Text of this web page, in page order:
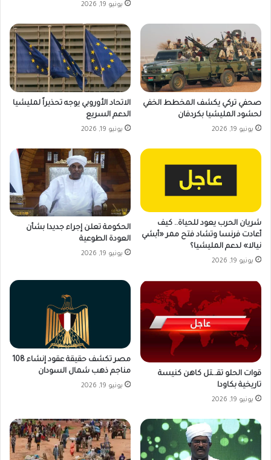
يونيو 19, 2026
صحفي تركي يكشف المخطط الخفي
لحشود المليشيا بكردفان
يونيو 19, 2026
الاتحاد الأوروبي يوجه تحذيراً لمليشيا
الدعم السريع
يونيو 19, 2026
شريان الحرب يعود للحياة.. كيف
أعادت فرنسا وتشاد فتح ممر «أبشي
نيالا» لدعم المليشيا؟
يونيو 19, 2026
الحكومة تعلن إجراء جديدا بشأن
العودة الطوعية
يونيو 19, 2026
قوات الحلو تقـ.ـتل كاهن كنيسة
تاريخية بكاودا
يونيو 19, 2026
مصر تكشف حقيقة عقود إنشاء 108
مناجم ذهب شمال السودان
يونيو 19, 2026